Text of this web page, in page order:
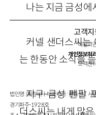
나는 지금 금성에
커넬 샌더스씨는
는 한동안 소식을
지구-금성 펜팔
더스씨는 내게 많
고객지
이용약
개인정보처
고객센
법인명 : ㈜창비ㅣ대표이사 : 염종선ㅣ
경기파주-1928호